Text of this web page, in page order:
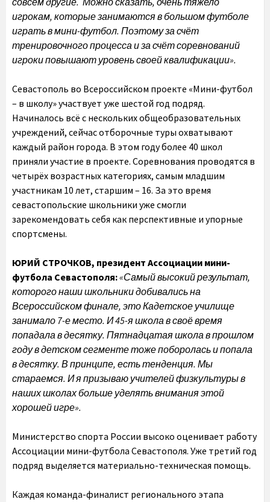
игрокам, которые занимаются в большом футболе
играть в мини-футбол. Поэтому за счёт
тренировочного процесса и за счёт соревнований
игроки повышают уровень своей квалификации».
Севастополь во Всероссийском проекте «Мини-футбол
– в школу» участвует уже шестой год подряд.
Начиналось всё с нескольких общеобразовательных
учреждений, сейчас отборочные туры охватывают
каждый район города. В этом году более 40 школ
приняли участие в проекте. Соревнования проводятся в
четырёх возрастных категориях, самым младшим
участникам 10 лет, старшим – 16. За это время
севастопольские школьники уже смогли
зарекомендовать себя как перспективные и упорные
спортсмены.
ЮРИЙ СТРОЧКОВ, президент Ассоциации мини-
футбола Севастополя:«Самый высокий результат,
которого наши школьники добивались на
Всероссийском финале, это Кадетское училище
занимало 7-е место. И 45-я школа в своё время
попадала в десятку. Пятнадцатая школа в прошлом
году в детском сегменте тоже поборолась и попала
в десятку. В принципе, есть тенденция. Мы
стараемся. И я призываю учителей физкультуры в
наших школах больше уделять внимания этой
хорошей игре».
Министерство спорта России высоко оценивает работу
Ассоциации мини-футбола Севастополя. Уже третий год
подряд выделяется материально-техническая помощь.
Каждая команда-финалист регионального этапа